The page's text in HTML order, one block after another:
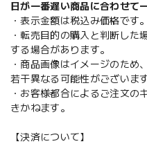
日が一番遅い商品に合わせて
・表示金額は税込み価格です。
・転売目的の購入と判断した
する場合があります。
・商品画像はイメージのため
若干異なる可能性がございます
・お客様都合によるご注文の
きかねます。
【決済について】